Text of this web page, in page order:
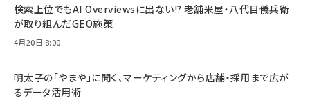
検索上位でもAI Overviewsに出ない!? 老舗米屋・八代目儀兵衛
が取り組んだGEO施策
4月20日 8:00
明太子の「やまや」に聞く、マーケティングから店舗・採用まで広が
るデータ活用術